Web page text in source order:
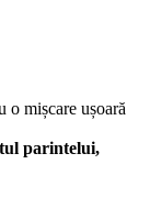
o mișcare ușoară
parintelui,